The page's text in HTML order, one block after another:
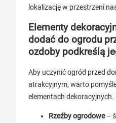
lokalizację w przestrzeni
Elementy
dodać do ogrodu
ozdoby podkreślą
Aby uczynić ogród przed
atrakcyjnym, warto
elementach dekoracyjnych.
Rzeźby ogrodowe–